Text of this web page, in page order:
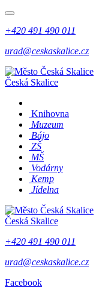
+420 491 490 011
urad@ceskaskalice.cz
Česká Skalice
Knihovna
Muzeum
Bájo
ZŠ
MŠ
Vodárny
Kemp
Jídelna
Česká Skalice
+420 491 490 011
urad@ceskaskalice.cz
Facebook